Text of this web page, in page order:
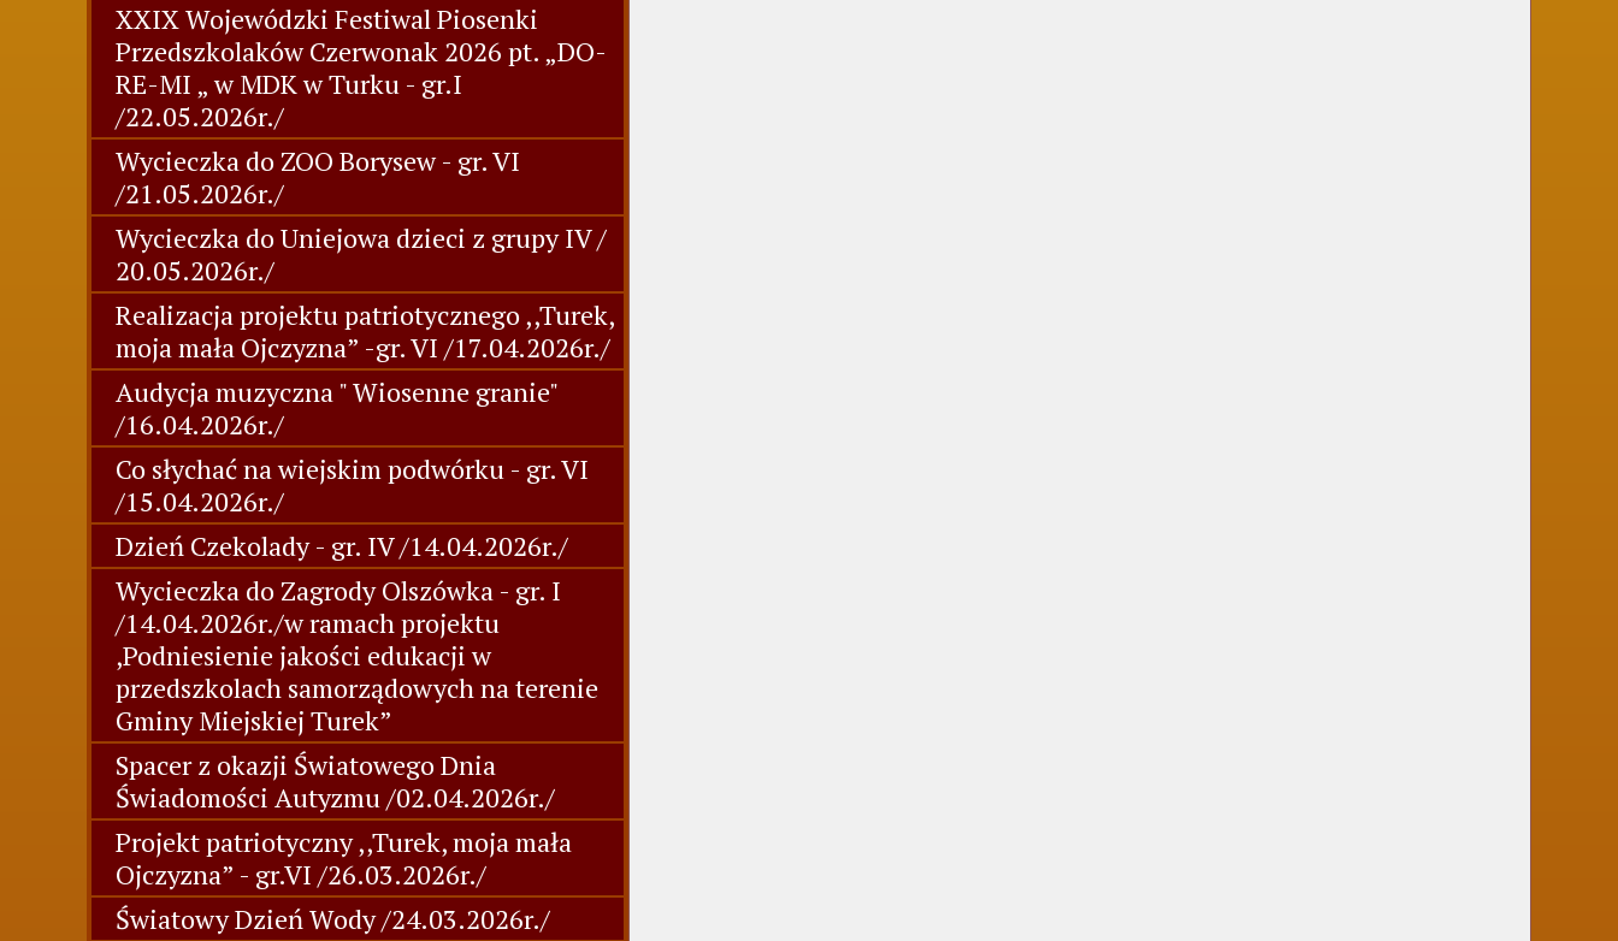
XXIX Wojewódzki Festiwal Piosenki
Przedszkolaków Czerwonak 2026 pt. „DO-
RE-MI „ w MDK w Turku - gr.I
/22.05.2026r./
Wycieczka do ZOO Borysew - gr. VI
/21.05.2026r./
Wycieczka do Uniejowa dzieci z grupy IV /
20.05.2026r./
Realizacja projektu patriotycznego ,,Turek,
moja mała Ojczyzna” -gr. VI /17.04.2026r./
Audycja muzyczna " Wiosenne granie"
/16.04.2026r./
Co słychać na wiejskim podwórku - gr. VI
/15.04.2026r./
Dzień Czekolady - gr. IV /14.04.2026r./
Wycieczka do Zagrody Olszówka - gr. I
/14.04.2026r./w ramach projektu
,Podniesienie jakości edukacji w
przedszkolach samorządowych na terenie
Gminy Miejskiej Turek”
Spacer z okazji Światowego Dnia
Świadomości Autyzmu /02.04.2026r./
Projekt patriotyczny ,,Turek, moja mała
Ojczyzna” - gr.VI /26.03.2026r./
Światowy Dzień Wody /24.03.2026r./